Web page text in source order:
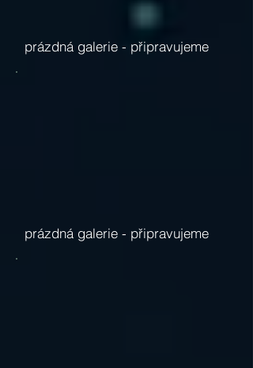
prázdná galerie - připravujeme
prázdná galerie - připravujeme